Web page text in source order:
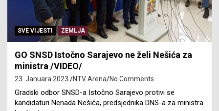
SVE VIJESTI ZEMLJA
GO SNSD Istočno Sarajevo ne želi Nešića za
ministra /VIDEO/
23. Januara 2023. NTV Arena No Comments
Gradski odbor SNSD-a Istočno Sarajevo protivi se
kandidaturi Nenada Nešića, predsjednika DNS-a za ministra